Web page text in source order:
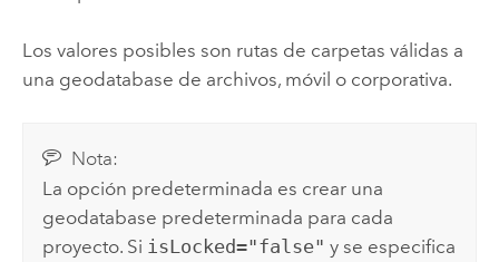
Los valores posibles son rutas de carpetas válidas a
una geodatabase de archivos, móvil o corporativa.
Nota:
La opción predeterminada es crear una
geodatabase predeterminada para cada
proyecto. Si isLocked="false" y se especifica